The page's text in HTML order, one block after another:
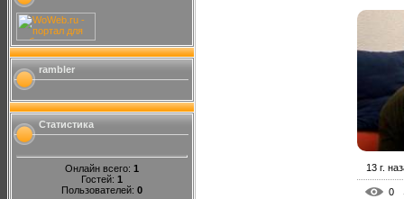
rambler
Статистика
Онлайн всего: 1
Гостей: 1
Пользователей: 0
13 г.
0